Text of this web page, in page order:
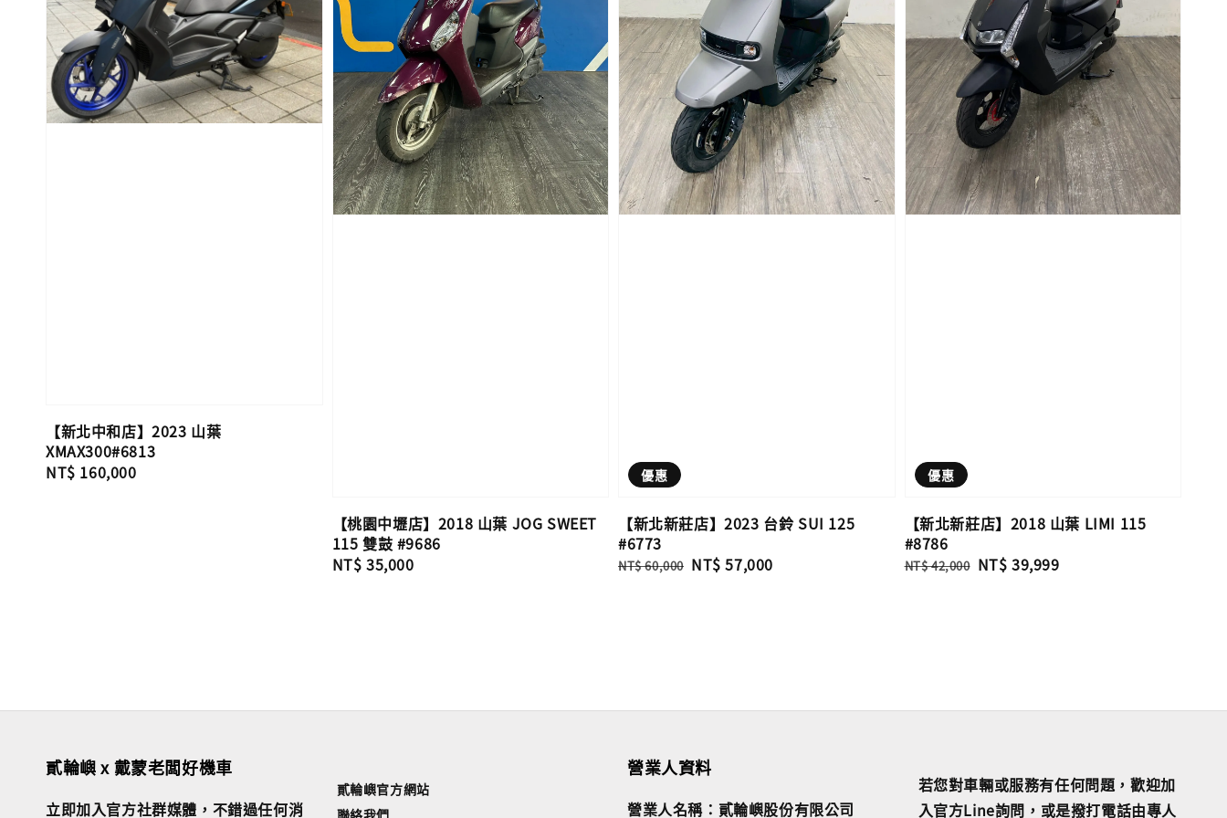
【新北中和店】2023 山葉
XMAX300#6813
Regular
NT$ 160,000
【桃園中壢店】2018 山葉 JOG SWEET
115 雙鼓 #9686
Regular
NT$ 35,000
優惠
【新北新莊店】2023 台鈴 SUI 125
#6773
Regular
NT$ 60,000 Sale
NT$ 57,000
優惠
【新北新莊店】2018 山葉 LIMI 115
#8786
Regular
NT$ 42,000 Sale
NT$ 39,999
貳輪嶼 x 戴蒙老闆好機車
立即加入官方社群媒體，不錯過任何消
貳輪嶼官方網站
聯絡我們
營業人資料
營業人名稱：貳輪嶼股份有限公司
若您對車輛或服務有任何問題，歡迎加
入官方Line詢問，或是撥打電話由專人